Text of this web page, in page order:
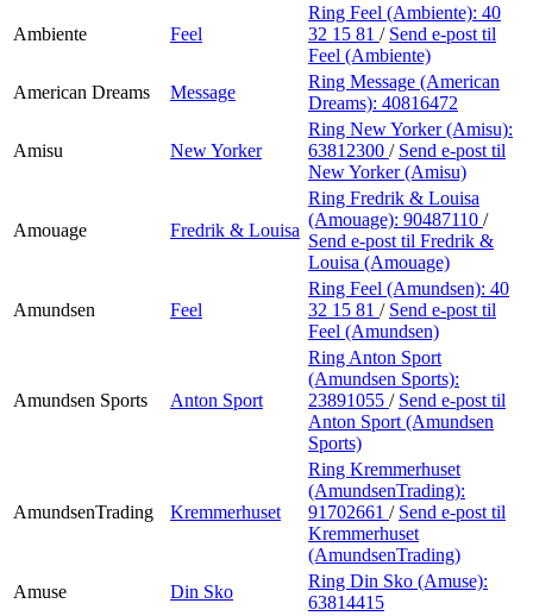
Ambiente Feel
Ring Feel (Ambiente): 40
32 15 81 / Send e-post til
Feel (Ambiente)
American Dreams
Message
Ring Message (American
Dreams): 40816472
Amisu New Yorker
Ring New Yorker (Amisu):
63812300 / Send e-post til
New Yorker (Amisu)
Amouage Fredrik & Louisa
Ring Fredrik & Louisa
(Amouage): 90487110 /
Send e-post til Fredrik &
Louisa (Amouage)
Amundsen Feel
Ring Feel (Amundsen): 40
32 15 81 / Send e-post til
Feel (Amundsen)
Amundsen Sports Anton Sport
Ring Anton Sport
(Amundsen Sports):
23891055 / Send e-post til
Anton Sport (Amundsen
Sports)
AmundsenTrading Kremmerhuset
Ring Kremmerhuset
(AmundsenTrading):
91702661 / Send e-post til
Kremmerhuset
(AmundsenTrading)
Amuse
Din Sko
Ring Din Sko (Amuse):
63814415